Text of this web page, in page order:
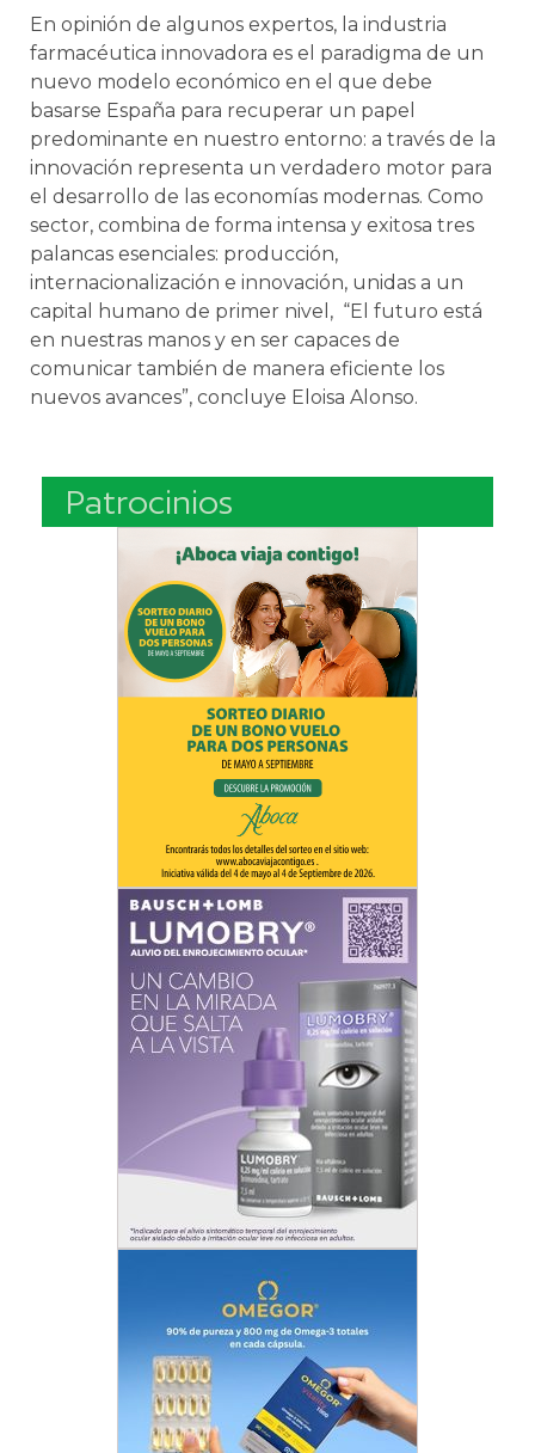
En opinión de algunos expertos, la industria
farmacéutica innovadora es el paradigma de un
nuevo modelo económico en el que debe
basarse España para recuperar un papel
predominante en nuestro entorno: a través de la
innovación representa un verdadero motor para
el desarrollo de las economías modernas. Como
sector, combina de forma intensa y exitosa tres
palancas esenciales: producción,
internacionalización e innovación, unidas a un
capital humano de primer nivel, “El futuro está
en nuestras manos y en ser capaces de
comunicar también de manera eficiente los
nuevos avances”, concluye Eloisa Alonso.
Patrocinios